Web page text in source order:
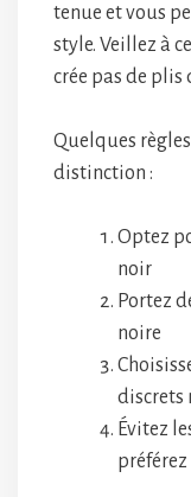
tenue et vous
style. Veillez à
crée pas de plis
Quelques
distinction :
Optez
noir
Portez
noire
discrets
Évitez